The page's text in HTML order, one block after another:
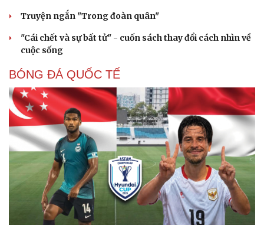
Truyện ngắn "Trong đoàn quân"
"Cái chết và sự bất tử" - cuốn sách thay đổi cách nhìn về
cuộc sống
BÓNG ĐÁ QUỐC TẾ